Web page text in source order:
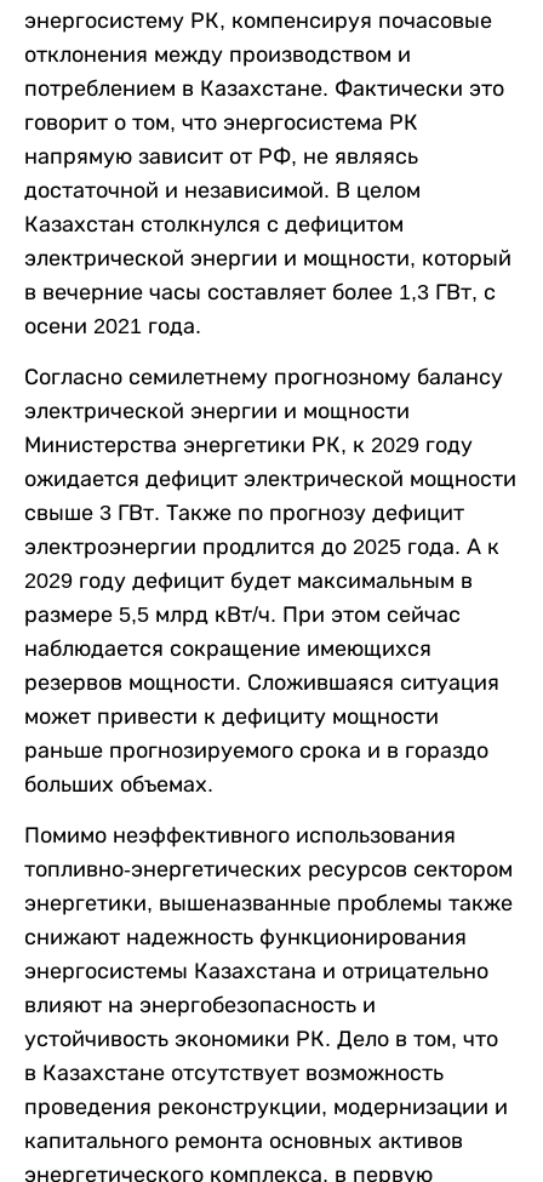
энергосистему РК, компенсируя почасовые
отклонения между производством и
потреблением в Казахстане. Фактически это
говорит о том, что энергосистема РК
напрямую зависит от РФ, не являясь
достаточной и независимой. В целом
Казахстан столкнулся с дефицитом
электрической энергии и мощности, который
в вечерние часы составляет более 1,3 ГВт, с
осени 2021 года.
Согласно семилетнему прогнозному балансу
электрической энергии и мощности
Министерства энергетики РК, к 2029 году
ожидается дефицит электрической мощности
свыше 3 ГВт. Также по прогнозу дефицит
электроэнергии продлится до 2025 года. А к
2029 году дефицит будет максимальным в
размере 5,5 млрд кВт/ч. При этом сейчас
наблюдается сокращение имеющихся
резервов мощности. Сложившаяся ситуация
может привести к дефициту мощности
раньше прогнозируемого срока и в гораздо
больших объемах.
Помимо неэффективного использования
топливно-энергетических ресурсов сектором
энергетики, вышеназванные проблемы также
снижают надежность функционирования
энергосистемы Казахстана и отрицательно
влияют на энергобезопасность и
устойчивость экономики РК. Дело в том, что
в Казахстане отсутствует возможность
проведения реконструкции, модернизации и
капитального ремонта основных активов
энергетического комплекса, в первую